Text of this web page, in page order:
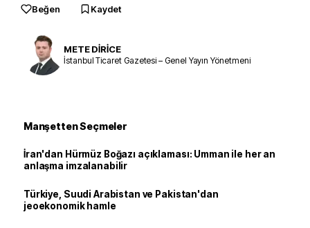
Beğen Kaydet
METE DİRİCE
İstanbul Ticaret Gazetesi – Genel Yayın Yönetmeni
Manşetten Seçmeler
İran'dan Hürmüz Boğazı açıklaması: Umman ile her an
anlaşma imzalanabilir
Türkiye, Suudi Arabistan ve Pakistan'dan
jeoekonomik hamle